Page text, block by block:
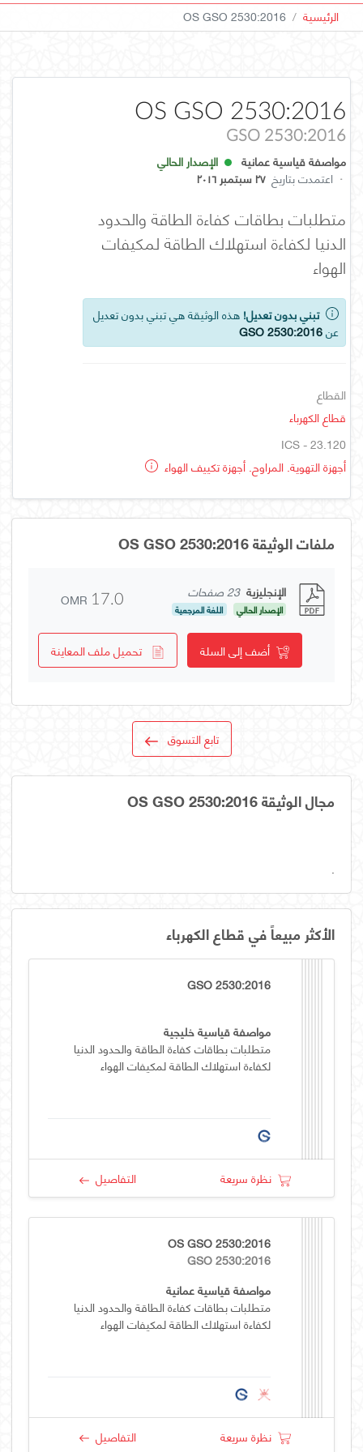
الرئيسية OS GSO 2530:2016
OS GSO 2530:2016
GSO 2530:2016
مواصفة قياسية عمانية
الإصدار الحالي
· اعتمدت بتاريخ ٢٧ سبتمبر ٢٠١٦
متطلبات بطاقات كفاءة الطاقة والحدود
الدنيا لكفاءة استهلاك الطاقة لمكيفات
الهواء
تبني بدون تعديل! هذه الوثيقة هي تبني بدون تعديل
عنGSO 2530:2016
القطاع
قطاع الكهرباء
ICS - 23.120
أجهزة التهوية. المراوح. أجهزة تكييف الهواء
ملفات الوثيقة OS GSO 2530:2016
الإنجليزية 23 صفحات
الإصدار الحالي اللغة المرجعية OMR 17.0
أضف إلى السلة تحميل ملف المعاينة
تابع التسوق
مجال الوثيقة OS GSO 2530:2016
.
الأكثر مبيعاً في قطاع الكهرباء
GSO 2530:2016
مواصفة قياسية خليجية
متطلبات بطاقات كفاءة الطاقة والحدود الدنيا
لكفاءة استهلاك الطاقة لمكيفات الهواء
نظرة سريعة التفاصيل
OS GSO 2530:2016
GSO 2530:2016
مواصفة قياسية عمانية
متطلبات بطاقات كفاءة الطاقة والحدود الدنيا
لكفاءة استهلاك الطاقة لمكيفات الهواء
نظرة سريعة التفاصيل